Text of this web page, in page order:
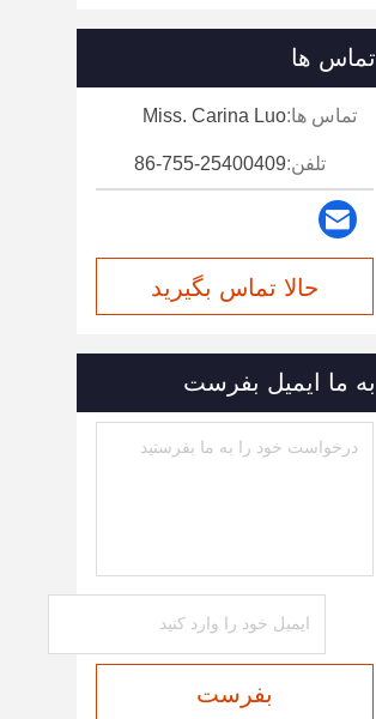
تماس ها
تماس ها:Miss. Carina Luo
تلفن:86-755-25400409
حالا تماس بگیرید
به ما ایمیل بفرست
بفرست